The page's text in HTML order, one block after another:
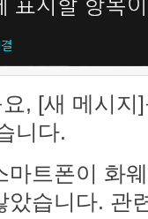
, [새 메시지
니다.
트폰이 화
았습니다. 관